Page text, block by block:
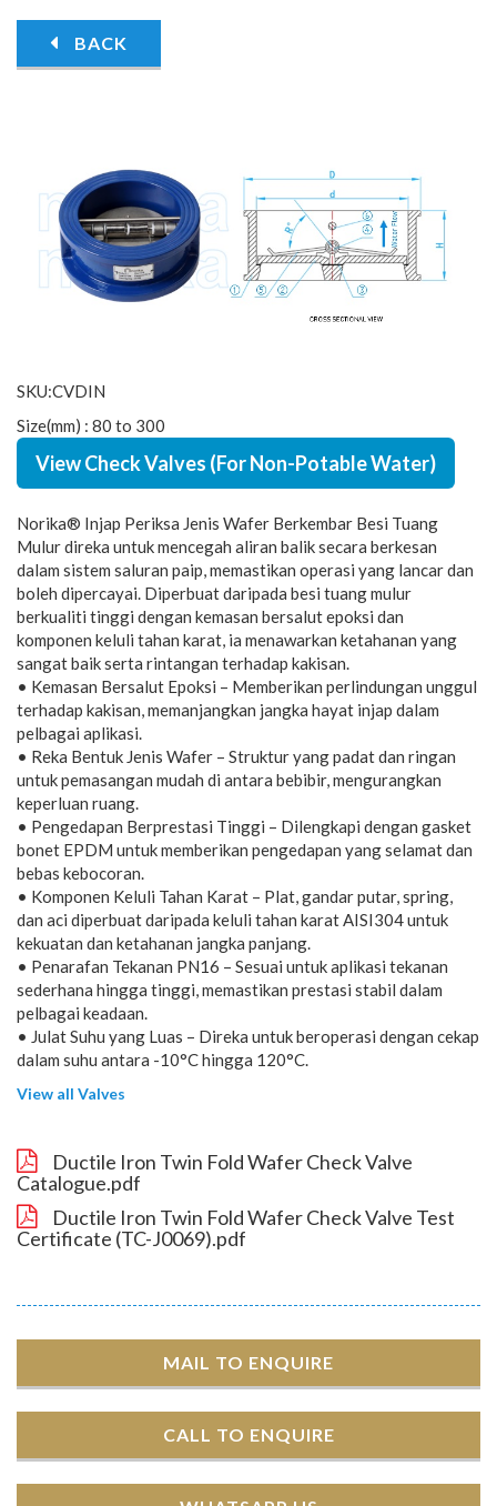
BACK
SKU:CVDIN
Size(mm) : 80 to 300
View Check Valves (For Non-Potable Water)
Norika® Injap Periksa Jenis Wafer Berkembar Besi Tuang
Mulur direka untuk mencegah aliran balik secara berkesan
dalam sistem saluran paip, memastikan operasi yang lancar dan
boleh dipercayai. Diperbuat daripada besi tuang mulur
berkualiti tinggi dengan kemasan bersalut epoksi dan
komponen keluli tahan karat, ia menawarkan ketahanan yang
sangat baik serta rintangan terhadap kakisan.
• Kemasan Bersalut Epoksi – Memberikan perlindungan unggul
terhadap kakisan, memanjangkan jangka hayat injap dalam
pelbagai aplikasi.
• Reka Bentuk Jenis Wafer – Struktur yang padat dan ringan
untuk pemasangan mudah di antara bebibir, mengurangkan
keperluan ruang.
• Pengedapan Berprestasi Tinggi – Dilengkapi dengan gasket
bonet EPDM untuk memberikan pengedapan yang selamat dan
bebas kebocoran.
• Komponen Keluli Tahan Karat – Plat, gandar putar, spring,
dan aci diperbuat daripada keluli tahan karat AISI304 untuk
kekuatan dan ketahanan jangka panjang.
• Penarafan Tekanan PN16 – Sesuai untuk aplikasi tekanan
sederhana hingga tinggi, memastikan prestasi stabil dalam
pelbagai keadaan.
• Julat Suhu yang Luas – Direka untuk beroperasi dengan cekap
dalam suhu antara -10°C hingga 120°C.
View all Valves
Ductile Iron Twin Fold Wafer Check Valve
Catalogue.pdf
Ductile Iron Twin Fold Wafer Check Valve Test
Certificate (TC-J0069).pdf
MAIL TO ENQUIRE
CALL TO ENQUIRE